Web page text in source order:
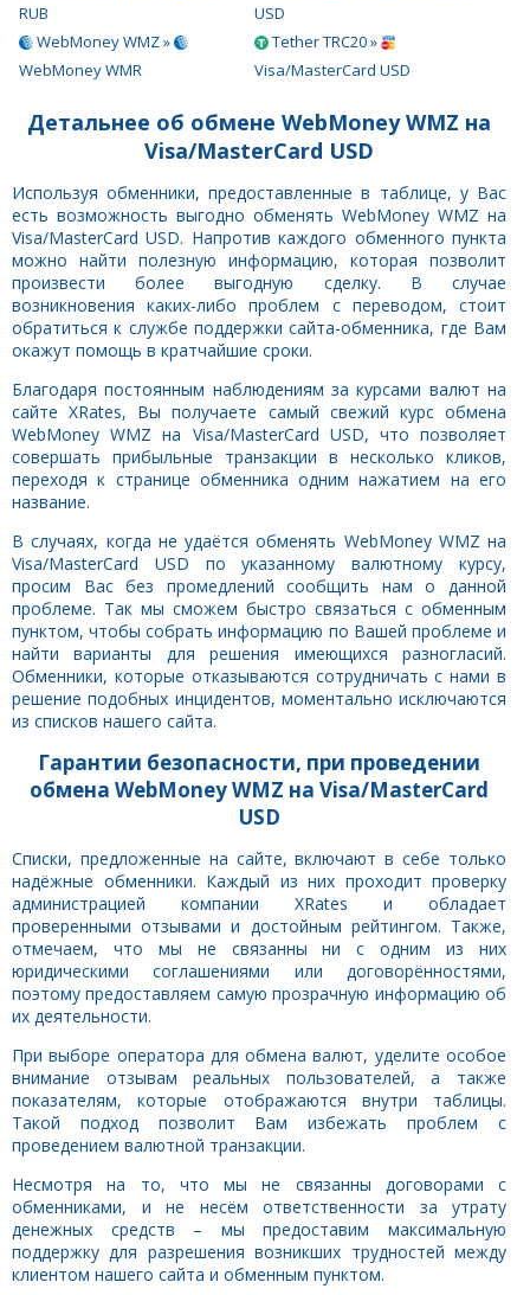
RUB
WebMoney WMZ »
WebMoney WMR
USD
Tether TRC20 »
Visa/MasterCard USD
Детальнее об обмене WebMoney WMZ на
Visa/MasterCard USD
Используя обменники, предоставленные в таблице, у Вас
есть возможность выгодно обменять WebMoney WMZ на
Visa/MasterCard USD. Напротив каждого обменного пункта
можно найти полезную информацию, которая позволит
произвести более выгодную сделку. В случае
возникновения каких-либо проблем с переводом, стоит
обратиться к службе поддержки сайта-обменника, где Вам
окажут помощь в кратчайшие сроки.
Благодаря постоянным наблюдениям за курсами валют на
сайте XRates, Вы получаете самый свежий курс обмена
WebMoney WMZ на Visa/MasterCard USD, что позволяет
совершать прибыльные транзакции в несколько кликов,
переходя к странице обменника одним нажатием на его
название.
В случаях, когда не удаётся обменять WebMoney WMZ на
Visa/MasterCard USD по указанному валютному курсу,
просим Вас без промедлений сообщить нам о данной
проблеме. Так мы сможем быстро связаться с обменным
пунктом, чтобы собрать информацию по Вашей проблеме и
найти варианты для решения имеющихся разногласий.
Обменники, которые отказываются сотрудничать с нами в
решение подобных инцидентов, моментально исключаются
из списков нашего сайта.
Гарантии безопасности, при проведении
обмена WebMoney WMZ на Visa/MasterCard
USD
Списки, предложенные на сайте, включают в себе только
надёжные обменники. Каждый из них проходит проверку
администрацией компании XRates и обладает
проверенными отзывами и достойным рейтингом. Также,
отмечаем, что мы не связанны ни с одним из них
юридическими соглашениями или договорённостями,
поэтому предоставляем самую прозрачную информацию об
их деятельности.
При выборе оператора для обмена валют, уделите особое
внимание отзывам реальных пользователей, а также
показателям, которые отображаются внутри таблицы.
Такой подход позволит Вам избежать проблем с
проведением валютной транзакции.
Несмотря на то, что мы не связанны договорами с
обменниками, и не несём ответственности за утрату
денежных средств – мы предоставим максимальную
поддержку для разрешения возникших трудностей между
клиентом нашего сайта и обменным пунктом.